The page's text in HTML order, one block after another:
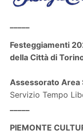
Festeggiamenti
della Città di
Assessorato Area
Servizio Tempo
PIEMONTE